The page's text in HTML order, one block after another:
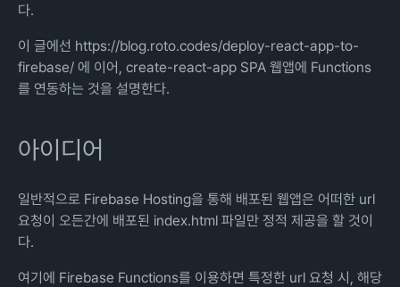
다.
이 글에선 https://blog.roto.codes/deploy-react-app-to-
firebase/ 에 이어, create-react-app SPA 웹앱에 Functions
를 연동하는 것을 설명한다.
아이디어
일반적으로 Firebase Hosting을 통해 배포된 웹앱은 어떠한 url
요청이 오든간에 배포된 index.html 파일만 정적 제공을 할 것이
다.
여기에 Firebase Functions를 이용하면 특정한 url 요청 시, 해당